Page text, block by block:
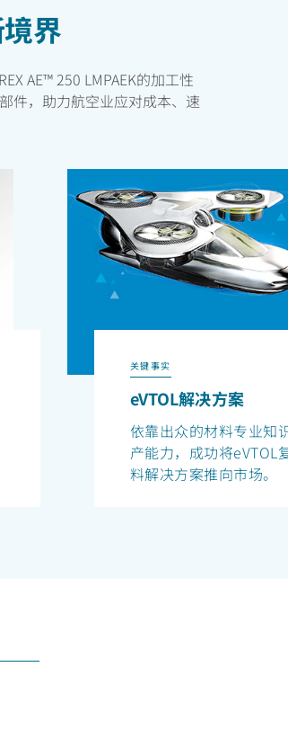
界
AE™ 250 LMPAEK的加工性
件，助力航空业应对成本、速
关键事实
eVTOL解决方案
依靠出众的材料专业知
产能力，成功将eVTOL
料解决方案推向市场。